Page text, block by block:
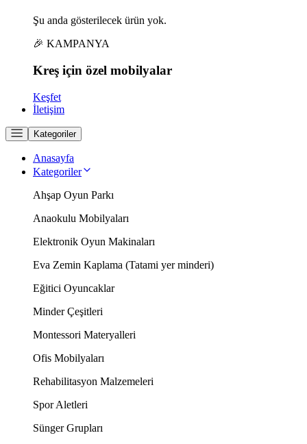
Şu anda gösterilecek ürün yok.
🎉 KAMPANYA
Kreş için özel mobilyalar
Keşfet
İletişim
Kategoriler
Anasayfa
Kategoriler
Ahşap Oyun Parkı
Anaokulu Mobilyaları
Elektronik Oyun Makinaları
Eva Zemin Kaplama (Tatami yer minderi)
Eğitici Oyuncaklar
Minder Çeşitleri
Montessori Materyalleri
Ofis Mobilyaları
Rehabilitasyon Malzemeleri
Spor Aletleri
Sünger Grupları